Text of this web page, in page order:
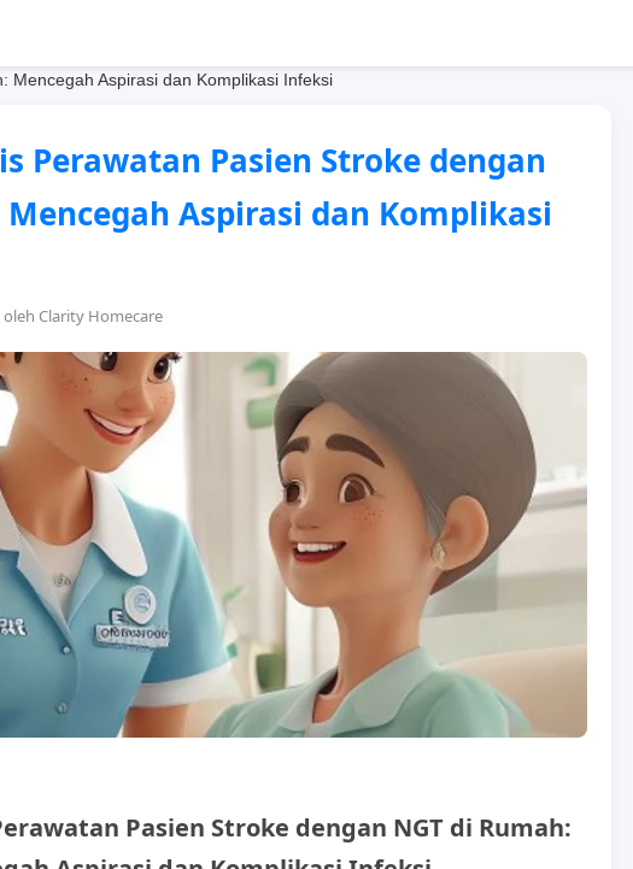
Mencegah Aspirasi dan Komplikasi Infeksi
Perawatan Pasien Stroke dengan
Mencegah Aspirasi dan Komplikasi
Clarity Homecare
Pasien Stroke dengan NGT di Rumah: